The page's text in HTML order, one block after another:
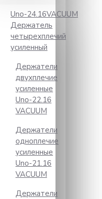
Unо-24.16VACUUM
Держатель
четырехплечий
усиленный
Держатели
двухплечие
усиленные
Unо-22.16
VACUUM
Держатели
одноплечие
усиленные
Uno-21.16
VACUUM
Держатели